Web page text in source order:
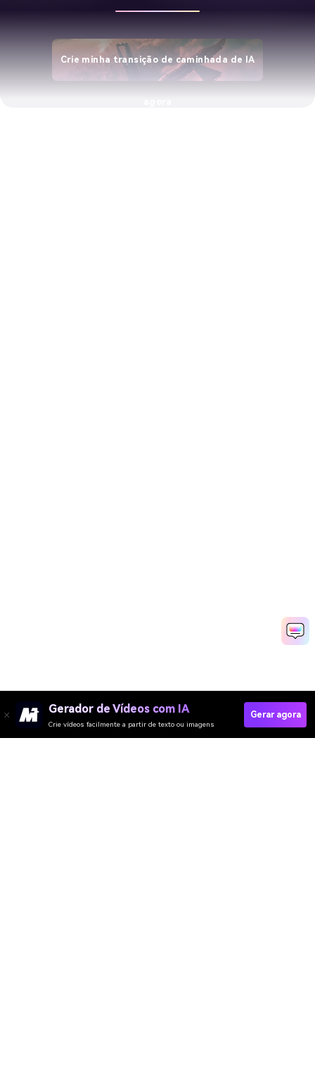
Crie minha transição de caminhada de IA
Gerador de Vídeos com IA
Crie vídeos facilmente a partir de texto ou imagens
Gerar agora